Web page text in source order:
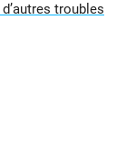
troubles